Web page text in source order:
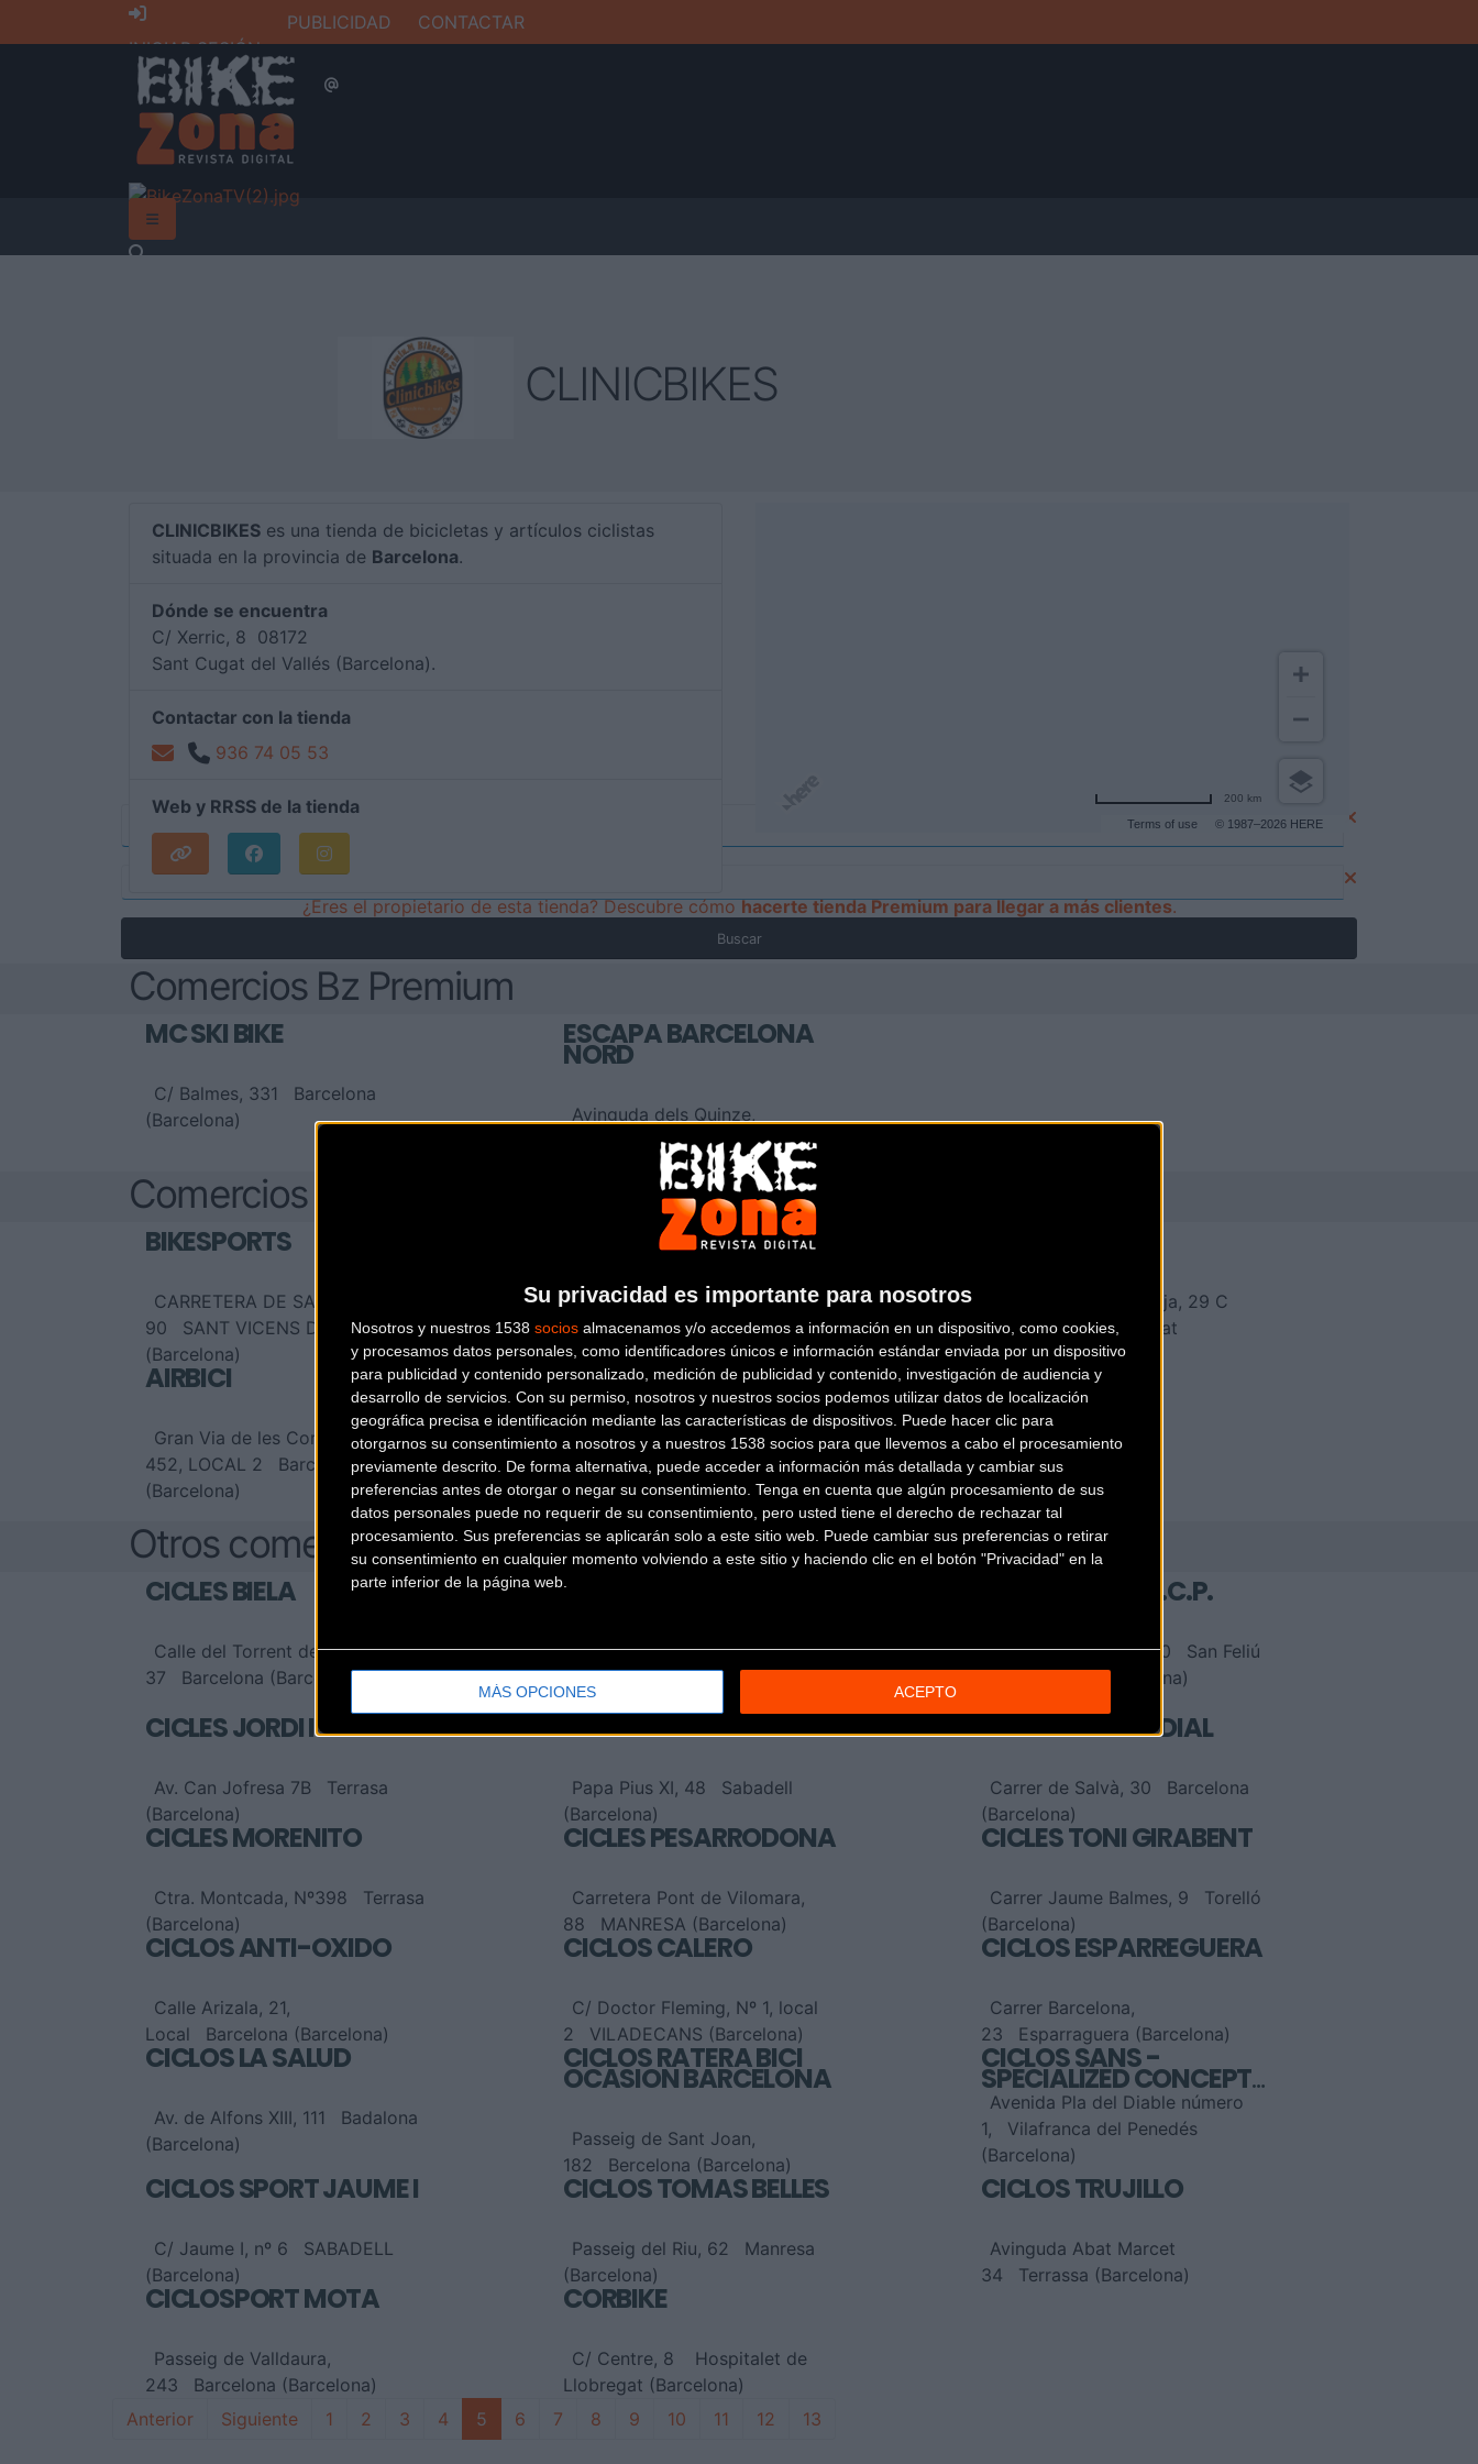
Su privacidad es importante para nosotros
Nosotros y nuestros 1538 socios almacenamos y/o accedemos a información en un dispositivo, como cookies,
y procesamos datos personales, como identificadores únicos e información estándar enviada por un dispositivo
para publicidad y contenido personalizado, medición de publicidad y contenido, investigación de audiencia y
desarrollo de servicios. Con su permiso, nosotros y nuestros socios podemos utilizar datos de localización
geográfica precisa e identificación mediante las características de dispositivos. Puede hacer clic para
otorgarnos su consentimiento a nosotros y a nuestros 1538 socios para que llevemos a cabo el procesamiento
previamente descrito. De forma alternativa, puede acceder a información más detallada y cambiar sus
preferencias antes de otorgar o negar su consentimiento. Tenga en cuenta que algún procesamiento de sus
datos personales puede no requerir de su consentimiento, pero usted tiene el derecho de rechazar tal
procesamiento. Sus preferencias se aplicarán solo a este sitio web. Puede cambiar sus preferencias o retirar
su consentimiento en cualquier momento volviendo a este sitio y haciendo clic en el botón "Privacidad" en la
parte inferior de la página web.
MÁS OPCIONES ACEPTO
INICIAR SESIÓN
PUBLICIDAD CONTACTAR
CLINICBIKES
CLINICBIKES es una tienda de bicicletas y artículos ciclistas
situada en la provincia de Barcelona.
Dónde se encuentra
C/ Xerric, 8 08172
Sant Cugat del Vallés (Barcelona).
Contactar con la tienda
936 74 05 53
Web y RRSS de la tienda
Terms of use © 1987–2026 HERE
200 km
¿Eres el propietario de esta tienda? Descubre cómohacerte tienda Premium para llegar a más clientes.
Comercios Bz Premium
MC SKI BIKE
C/ Balmes, 331
Barcelona
(Barcelona)
ESCAPA BARCELONA
NORD
Avinguda dels Quinze,
Barcelona (Barcelona)
Comercios Bz
BIKESPORTS
CARRETERA DE SANT BOI
90
SANT VICENS DELS HORTS
(Barcelona)
KIDS ON WHEELS
Plaça de la Vila de Gràcia,
18
Barcelona (Barcelona)
Carrer de la Riera Roja, 29 C
Sant Boi de Llobregat
(Barcelona)
AIRBICI
Gran Via de les Corts Catalanes,
452, LOCAL 2
Barcelona
(Barcelona)
Otros comercios
CICLES BIELA
Calle del Torrent de l Olla,
37
Barcelona (Barcelona)
CICLES CATALUNYA
Carrer de Igualada 55
Vilafranca del Penedès
(Barcelona)
CICLES ENRIC,S.C.P.
Calle Eugeni D’Ors 20
San Feliú
de Llobregat (Barcelona)
CICLES JORDI I ELENA
Av. Can Jofresa 7B
Terrasa
(Barcelona)
CICLES JOVE
Papa Pius XI, 48
Sabadell
(Barcelona)
CICLES LA MUNDIAL
Carrer de Salvà, 30
Barcelona
(Barcelona)
CICLES MORENITO
Ctra. Montcada, Nº398
Terrasa
(Barcelona)
CICLES PESARRODONA
Carretera Pont de Vilomara,
88
MANRESA (Barcelona)
CICLES TONI GIRABENT
Carrer Jaume Balmes, 9
Torelló
(Barcelona)
CICLOS ANTI-ÓXIDO
Calle Arizala, 21,
Local
Barcelona (Barcelona)
CICLOS CALERO
C/ Doctor Fleming, Nº 1, local
2
VILADECANS (Barcelona)
CICLOS ESPARREGUERA
Carrer Barcelona,
23
Esparraguera (Barcelona)
CICLOS LA SALUD
Av. de Alfons XIII, 111
Badalona
(Barcelona)
CICLOS RATERA BICI
OCASION BARCELONA
Passeig de Sant Joan,
182
Bercelona (Barcelona)
CICLOS SANS -
SPECIALIZED CONCEPT
STORE
Avenida Pla del Diable número
1,
Vilafranca del Penedés
(Barcelona)
CICLOS SPORT JAUME I
C/ Jaume I, nº 6
SABADELL
(Barcelona)
CICLOS TOMAS BELLES
Passeig del Riu, 62
Manresa
(Barcelona)
CICLOS TRUJILLO
Avinguda Abat Marcet
34
Terrassa (Barcelona)
CICLOSPORT MOTA
Passeig de Valldaura,
243
Barcelona (Barcelona)
CORBIKE
C/ Centre, 8
Hospitalet de
Llobregat (Barcelona)
Anterior
Siguiente 1 2 3 4 5 6 7 8 9 10 11 12 13